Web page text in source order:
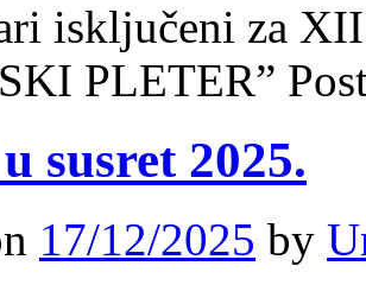
isključeni za
PLETER”
susret 2025.
17/12/2025 by